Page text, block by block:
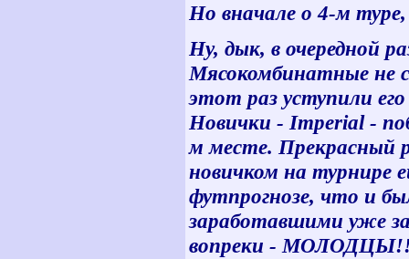
Но вначале о 4-м
Ну, дык, в очередной
Мясокомбинатные не
этот раз уступили
Новички - Imperial -
м месте. Прекрасный
новичком на турнире
футпрогнозе, что и
заработавшими уже
вопреки -